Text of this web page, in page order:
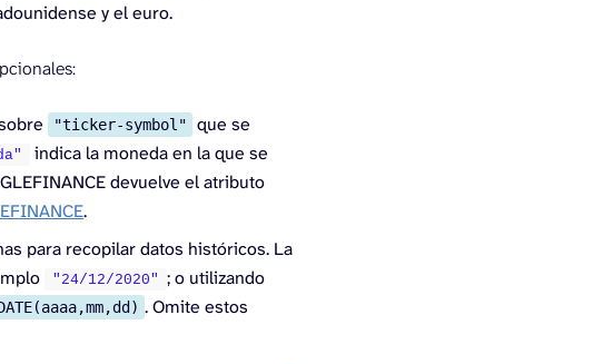
y el euro.
"ticker-symbol"
que se
indica la moneda en la que se
devuelve el atributo
.
para recopilar datos históricos. La
"24/12/2020"
; o utilizando
. Omite estos